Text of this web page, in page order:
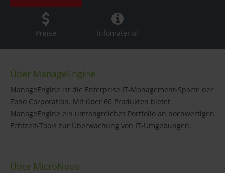
Preise Infomaterial
Über ManageEngine
ManageEngine ist die Enterprise IT-Management-Sparte der
Zoho Corporation. Mit über 60 Produkten bietet
ManageEngine ein umfangreiches Portfolio an hochwertigen
Echtzeit-Tools zur Überwachung von IT-Umgebungen.
Über MicroNova